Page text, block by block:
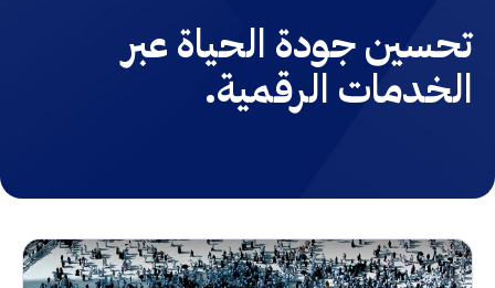
تحسين جودة الحياة عبر
الخدمات الرقمية.